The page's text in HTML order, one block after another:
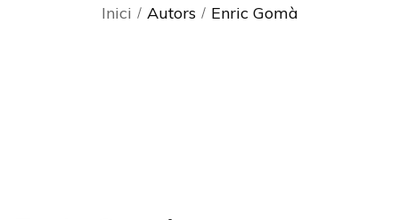
Inici Autors Enric Gomà